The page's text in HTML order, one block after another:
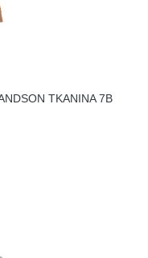
TKANINA 7B